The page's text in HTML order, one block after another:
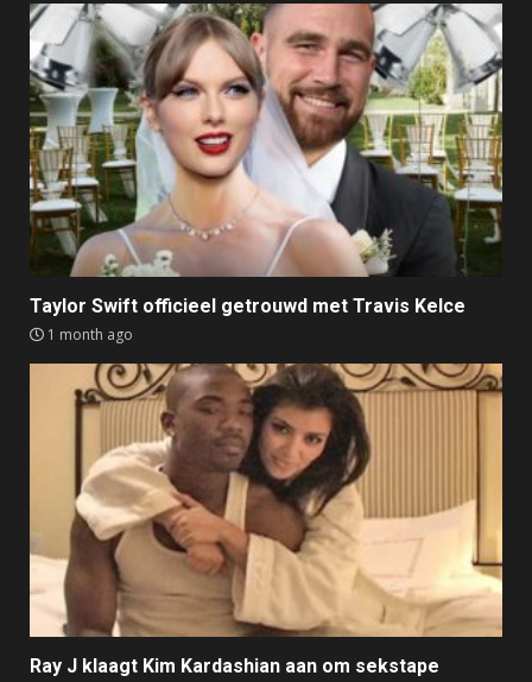
Taylor Swift officieel getrouwd met Travis Kelce
1 month ago
Ray J klaagt Kim Kardashian aan om sekstape